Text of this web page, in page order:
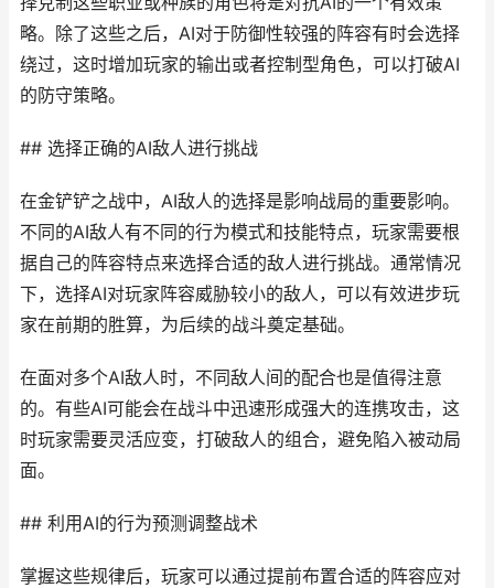
略。除了这些之后，AI对于防御性较强的阵容有时会选择
绕过，这时增加玩家的输出或者控制型角色，可以打破AI
的防守策略。
## 选择正确的AI敌人进行挑战
在金铲铲之战中，AI敌人的选择是影响战局的重要影响。
不同的AI敌人有不同的行为模式和技能特点，玩家需要根
据自己的阵容特点来选择合适的敌人进行挑战。通常情况
下，选择AI对玩家阵容威胁较小的敌人，可以有效进步玩
家在前期的胜算，为后续的战斗奠定基础。
在面对多个AI敌人时，不同敌人间的配合也是值得注意
的。有些AI可能会在战斗中迅速形成强大的连携攻击，这
时玩家需要灵活应变，打破敌人的组合，避免陷入被动局
面。
## 利用AI的行为预测调整战术
掌握这些规律后，玩家可以通过提前布置合适的阵容应对